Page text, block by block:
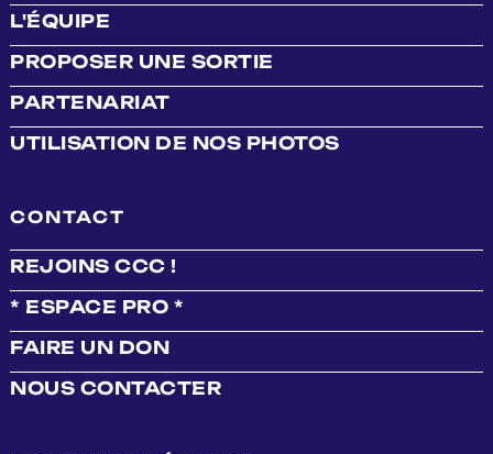
L'ÉQUIPE
PROPOSER UNE SORTIE
PARTENARIAT
UTILISATION DE NOS PHOTOS
CONTACT
REJOINS CCC !
* ESPACE PRO *
FAIRE UN DON
NOUS CONTACTER